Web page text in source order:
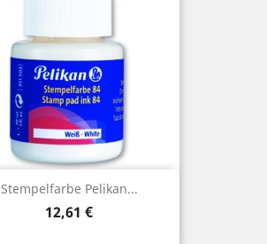
Stempelfarbe Pelikan...
Preis
12,61 €